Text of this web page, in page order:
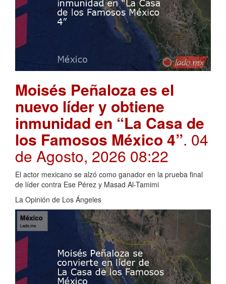
Moisés Peñaloza es el
nuevo líder y obtiene
inmunidad en “La Casa de
los Famosos México 4”. 04
de Agosto, 2026 08:22
El actor mexicano se alzó como ganador en la prueba final
de líder contra Ese Pérez y Masad Al-Tamimi
La Opinión de Los Ángeles